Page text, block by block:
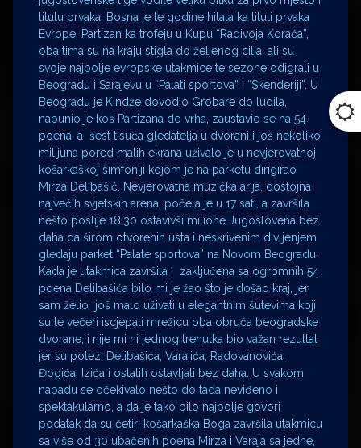
titulu prvaka. Bosna je te godine hitala ka tituli prvaka
Evrope, Partizan ka trofeju u Kupu “Radivoja Koraća”,
oba tima su na kraju stigla do željenog cilja, ali su
svoje najbolje evropske utakmice te sezone odigrali u
Beogradu i Sarajevu u “Palati sportova” i “Skenderiji”. U
Beogradu je Kindže dovodio Grobare do ludila,
napunio je koš Partizana do vrha, zaustavio se na 54
poena, a šest tisuća gledatelja u dvorani i još nekoliko
milijuna pored malih ekrana uživalo je u nevjerovatnoj
košarkaškoj simfoniji kojom je na parketu dirigirao
Mirza Delibašić. Nevjerovatna muzička arija, dostojna
najvećih svjetskih arena, počela je u 17 sati, a završila
nešto poslije 18.30 ostavivši milione Jugoslovena bez
daha da širom otvorenih usta i neskrivenim divljenjem
gledaju parket “Palate sportova” na Novom Beogradu.
Kada je utakmica završila i zaključena sa ogromnih 54
poena Delibašića bilo mi je žao što je došao kraj, jer
sam želio još malo uživati u elegantnim šutevima koji
su te večeri iscjepali mrežicu oba obruča beogradske
dvorane, i nije mi ni jednog trenutka bio važan rezultat
jer su potezi Delibašića, Varajića, Radovanovića,
Đogića, Izića i ostalih ostavljali bez daha. U svakom
napadu se očekivalo nešto do tada neviđeno i
spektakularno, a da je tako bilo najbolje govori
podatak da su četiri košarkaška Boga završila utakmicu
sa više od 30 ubačenih poena Mirza i Varaja sa jedne,